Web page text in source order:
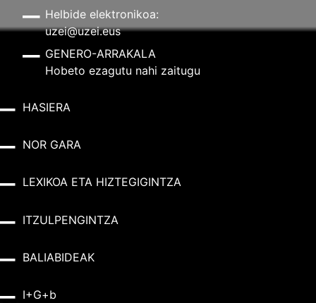
Helbide elektronikoa:
uzei@uzei.eus
GENERO-ARRAKALA
Hobeto ezagutu nahi zaitugu
HASIERA
NOR GARA
LEXIKOA ETA HIZTEGIGINTZA
ITZULPENGINTZA
BALIABIDEAK
I+G+b